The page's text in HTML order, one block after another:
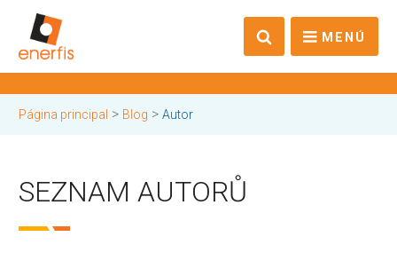
MENÚ
Página principal > Blog > Autor
SEZNAM AUTORŮ